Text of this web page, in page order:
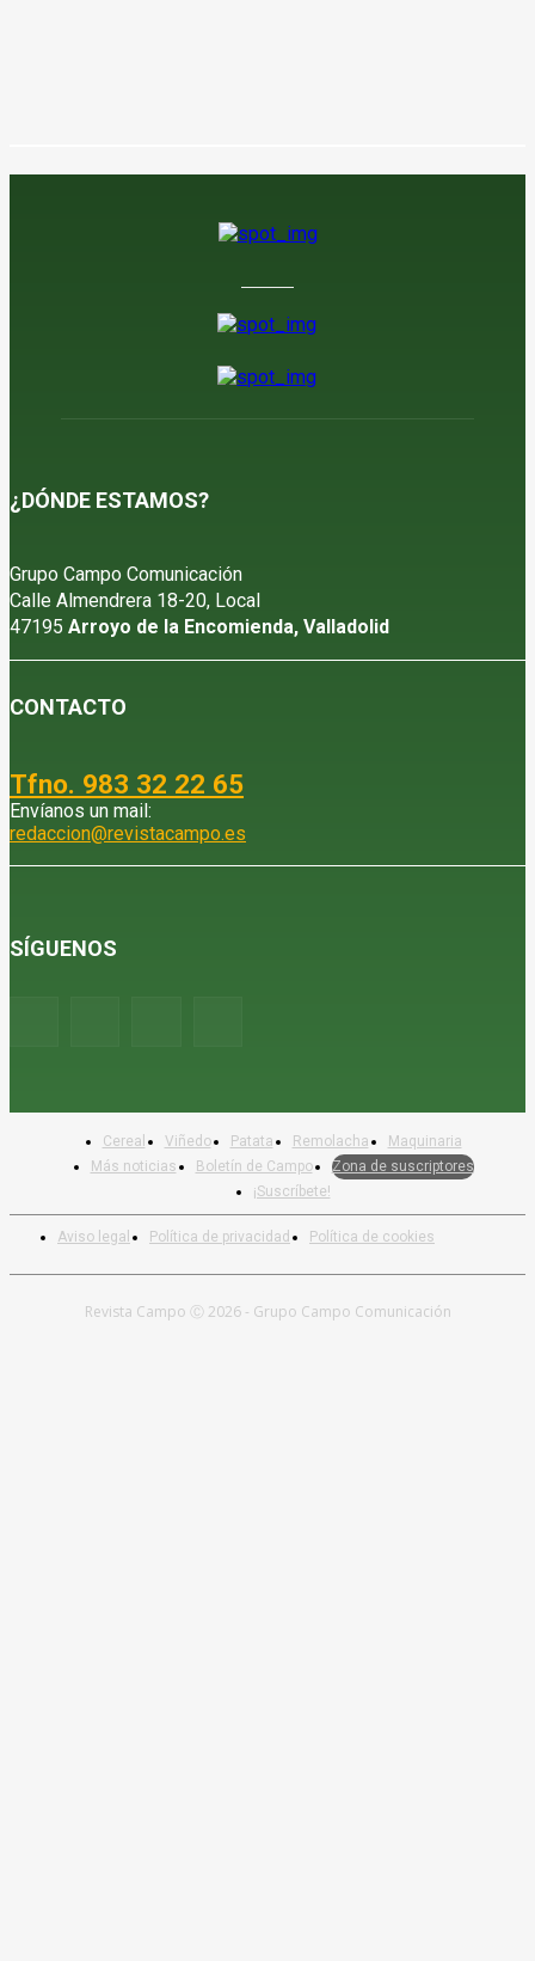
¿DÓNDE ESTAMOS?
Grupo Campo Comunicación
Calle Almendrera 18-20, Local
47195 Arroyo de la Encomienda, Valladolid
CONTACTO
Tfno. 983 32 22 65
Envíanos un mail:
redaccion@revistacampo.es
SÍGUENOS
Aviso legal Política de privacidad Política de cookies
Cereal Viñedo Patata Remolacha
Maquinaria
Más noticias
Boletín de Campo
Zona de suscriptores
¡Suscríbete!
Revista Campo Ⓒ 2026 - Grupo Campo Comunicación